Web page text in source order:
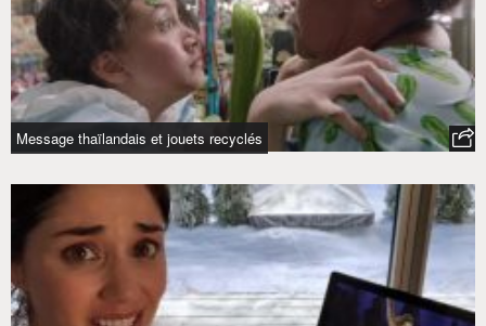
Message thaïlandais et jouets recyclés